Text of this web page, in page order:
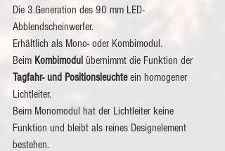
Die 3.Generation des 90 mm LED-
Abblendscheinwerfer.
Erhältlich als Mono- oder Kombimodul.
Beim Kombimodul übernimmt die Funktion der
Tagfahr- und Positionsleuchte ein homogener
Lichtleiter.
Beim Monomodul hat der Lichtleiter keine
Funktion und bleibt als reines Designelement
bestehen.